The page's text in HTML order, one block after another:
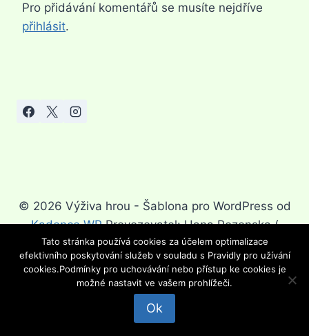
Pro přidávání komentářů se musíte nejdříve
přihlásit.
© 2026 Výživa hrou - Šablona pro WordPress od
Kadence WPProvozovatel: Hana Rozenska (
Hanka.rozenska@seznam.cz)
☑️ Nejoblíbenější dieta za Akční cenu!
Tato stránka používá cookies za účelem optimalizace
efektivního poskytování služeb v souladu s Pravidly pro užívání
cookies.Podmínky pro uchovávání nebo přístup ke cookies je
možné nastavit ve vašem prohlížeči.
Ok